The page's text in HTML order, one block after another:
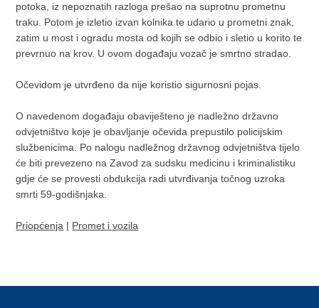
potoka, iz nepoznatih razloga prešao na suprotnu prometnu
traku. Potom je izletio izvan kolnika te udario u prometni znak,
zatim u most i ogradu mosta od kojih se odbio i sletio u korito te
prevrnuo na krov. U ovom događaju vozač je smrtno stradao.
Očevidom je utvrđeno da nije koristio sigurnosni pojas.
O navedenom događaju obaviješteno je nadležno državno
odvjetništvo koje je obavljanje očevida prepustilo policijskim
službenicima. Po nalogu nadležnog državnog odvjetništva tijelo
će biti prevezeno na Zavod za sudsku medicinu i kriminalistiku
gdje će se provesti obdukcija radi utvrđivanja točnog uzroka
smrti 59-godišnjaka.
Priopćenja | Promet i vozila